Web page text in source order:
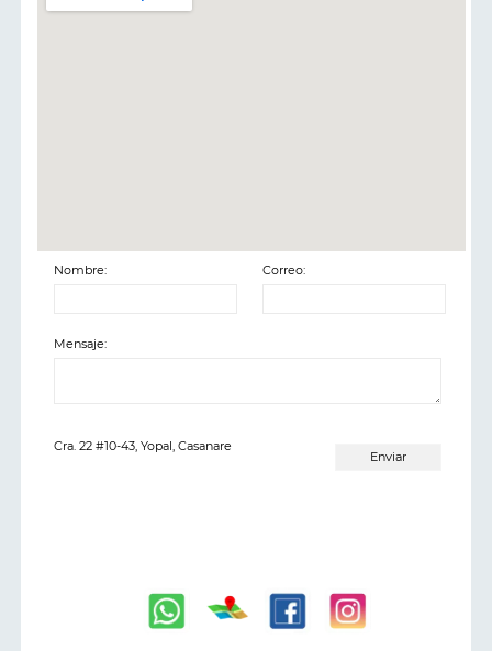
Nombre: Correo:
Mensaje:
Cra. 22 #10-43, Yopal, Casanare